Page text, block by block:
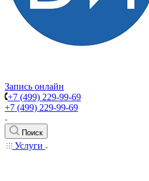
Запись онлайн
+7 (499) 229-99-69
+7 (499) 229-99-69
Поиск
Услуги